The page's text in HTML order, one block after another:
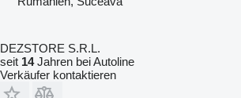
DEZSTORE S.R.L.
seit 14Jahren bei Autoline
Verkäufer kontaktieren